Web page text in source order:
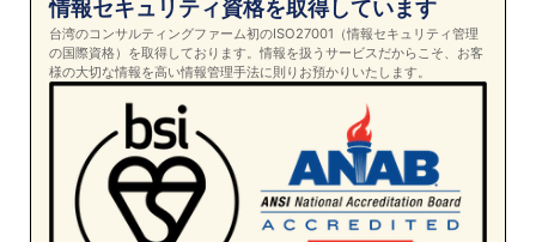
情報セキュリティ資格を取得しています
台湾のコンサルティングファーム初のISO27001（情報セキュリティ管理
の国際資格）を取得しております。情報を扱うサービスだからこそ、お客
様の大切な情報を高い情報管理手法に則りお預かりいたします。